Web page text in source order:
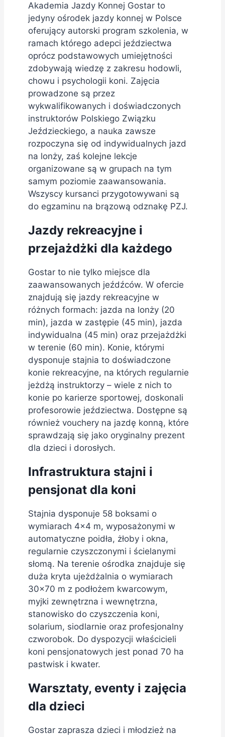
Akademia Jazdy Konnej Gostar to
jedyny ośrodek jazdy konnej w Polsce
oferujący autorski program szkolenia, w
ramach którego adepci jeździectwa
oprócz podstawowych umiejętności
zdobywają wiedzę z zakresu hodowli,
chowu i psychologii koni. Zajęcia
prowadzone są przez
wykwalifikowanych i doświadczonych
instruktorów Polskiego Związku
Jeździeckiego, a nauka zawsze
rozpoczyna się od indywidualnych jazd
na lonży, zaś kolejne lekcje
organizowane są w grupach na tym
samym poziomie zaawansowania.
Wszyscy kursanci przygotowywani są
do egzaminu na brązową odznakę PZJ.
Jazdy rekreacyjne i
przejażdżki dla każdego
Gostar to nie tylko miejsce dla
zaawansowanych jeźdźców. W ofercie
znajdują się jazdy rekreacyjne w
różnych formach: jazda na lonży (20
min), jazda w zastępie (45 min), jazda
indywidualna (45 min) oraz przejażdżki
w terenie (60 min). Konie, którymi
dysponuje stajnia to doświadczone
konie rekreacyjne, na których regularnie
jeżdżą instruktorzy – wiele z nich to
konie po karierze sportowej, doskonali
profesorowie jeździectwa. Dostępne są
również vouchery na jazdę konną, które
sprawdzają się jako oryginalny prezent
dla dzieci i dorosłych.
Infrastruktura stajni i
pensjonat dla koni
Stajnia dysponuje 58 boksami o
wymiarach 4×4 m, wyposażonymi w
automatyczne poidła, żłoby i okna,
regularnie czyszczonymi i ścielanymi
słomą. Na terenie ośrodka znajduje się
duża kryta ujeżdżalnia o wymiarach
30×70 m z podłożem kwarcowym,
myjki zewnętrzna i wewnętrzna,
stanowisko do czyszczenia koni,
solarium, siodlarnie oraz profesjonalny
czworobok. Do dyspozycji właścicieli
koni pensjonatowych jest ponad 70 ha
pastwisk i kwater.
Warsztaty, eventy i zajęcia
dla dzieci
Gostar zaprasza dzieci i młodzież na